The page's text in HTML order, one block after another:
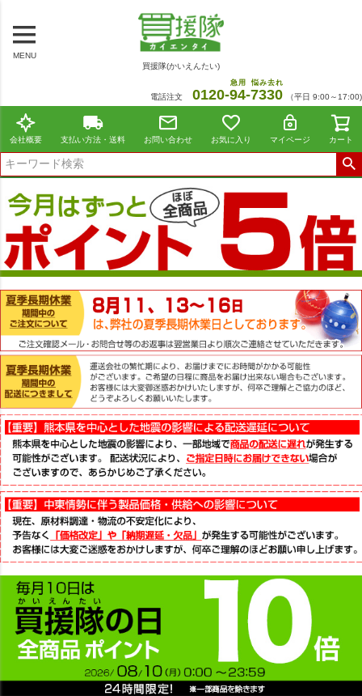
MENU
買援隊(かいえんたい)
電話注文 0120-94
急用
-7330
悩み去れ
（平日 9:00～17:00)
会社概要 支払い方法・送料 お問い合わせ お気に入り マイページ カート